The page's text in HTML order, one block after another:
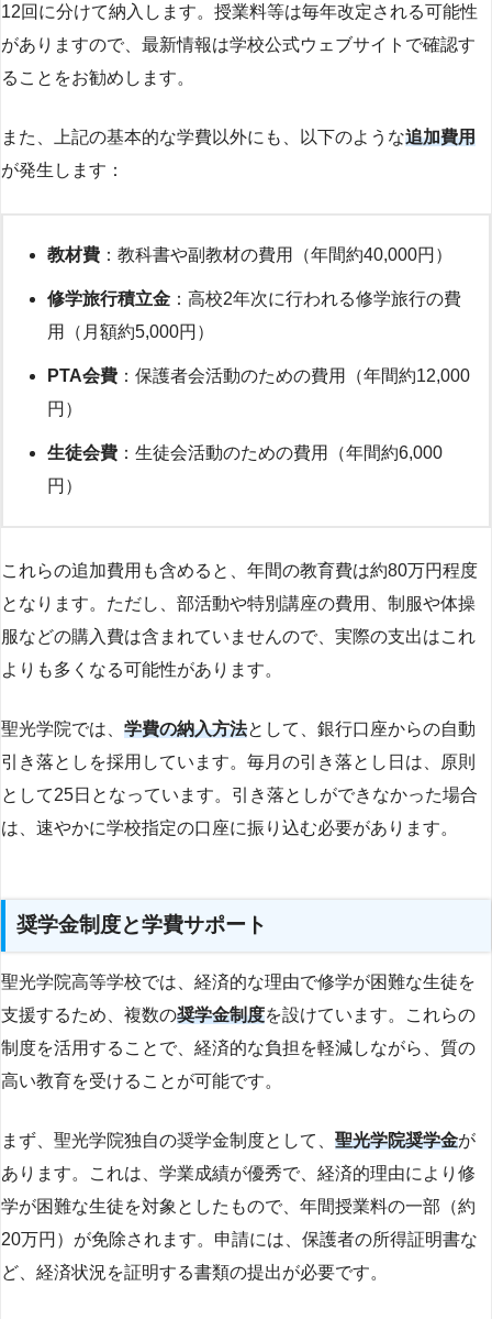
12回に分けて納入します。授業料等は毎年改定される可能性
がありますので、最新情報は学校公式ウェブサイトで確認す
ることをお勧めします。
また、上記の基本的な学費以外にも、以下のような追加費用
が発生します：
教材費 ：教科書や副教材の費用（年間約40,000円）
修学旅行積立金 ：高校2年次に行われる修学旅行の費
用（月額約5,000円）
PTA会費 ：保護者会活動のための費用（年間約12,000
円）
生徒会費 ：生徒会活動のための費用（年間約6,000
円）
これらの追加費用も含めると、年間の教育費は約80万円程度
となります。ただし、部活動や特別講座の費用、制服や体操
服などの購入費は含まれていませんので、実際の支出はこれ
よりも多くなる可能性があります。
聖光学院では、 学費の納入方法として、銀行口座からの自動
引き落としを採用しています。毎月の引き落とし日は、原則
として25日となっています。引き落としができなかった場合
は、速やかに学校指定の口座に振り込む必要があります。
奨学金制度と学費サポート
聖光学院高等学校では、経済的な理由で修学が困難な生徒を
支援するため、複数の奨学金制度を設けています。これらの
制度を活用することで、経済的な負担を軽減しながら、質の
高い教育を受けることが可能です。
まず、聖光学院独自の奨学金制度として、 聖光学院奨学金が
あります。これは、学業成績が優秀で、経済的理由により修
学が困難な生徒を対象としたもので、年間授業料の一部（約
20万円）が免除されます。申請には、保護者の所得証明書な
ど、経済状況を証明する書類の提出が必要です。